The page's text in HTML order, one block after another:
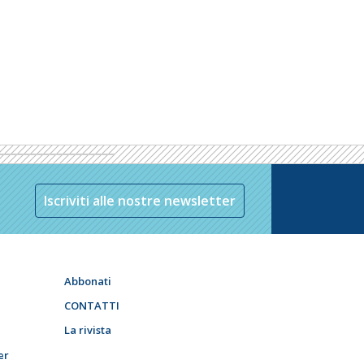
Iscriviti alle nostre newsletter
Abbonati
CONTATTI
La rivista